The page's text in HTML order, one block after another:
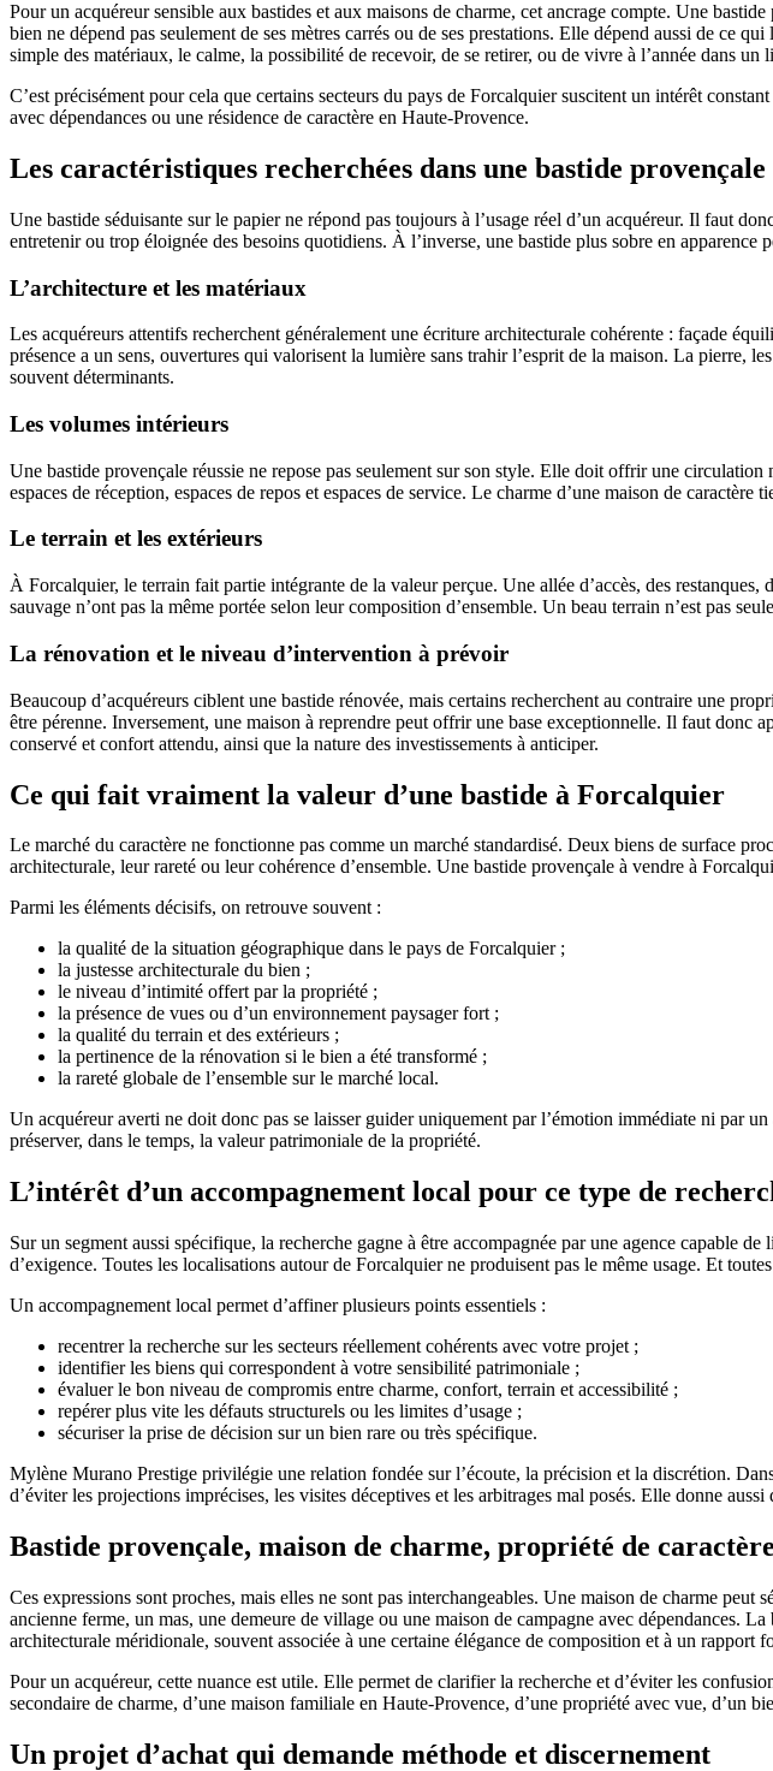
Pour un acquéreur sensible aux bastides et aux maisons de charme, cet ancrage compte. Une
bien ne dépend pas seulement de ses mètres carrés ou de ses prestations. Elle dépend aussi de ce
simple des matériaux, le calme, la possibilité de recevoir, de se retirer, ou de vivre à l’année dans un
C’est précisément pour cela que certains secteurs du pays de Forcalquier suscitent un intérêt
avec dépendances ou une résidence de caractère en Haute-Provence.
Les caractéristiques recherchées dans une bastide provençale
Une bastide séduisante sur le papier ne répond pas toujours à l’usage réel d’un acquéreur. Il faut
entretenir ou trop éloignée des besoins quotidiens. À l’inverse, une bastide plus sobre en
L’architecture et les matériaux
Les acquéreurs attentifs recherchent généralement une écriture architecturale cohérente : façade
présence a un sens, ouvertures qui valorisent la lumière sans trahir l’esprit de la maison. La pierre,
souvent déterminants.
Les volumes intérieurs
Une bastide provençale réussie ne repose pas seulement sur son style. Elle doit offrir une
espaces de réception, espaces de repos et espaces de service. Le charme d’une maison de caractère
Le terrain et les extérieurs
À Forcalquier, le terrain fait partie intégrante de la valeur perçue. Une allée d’accès, des restanques,
sauvage n’ont pas la même portée selon leur composition d’ensemble. Un beau terrain n’est pas
La rénovation et le niveau d’intervention à prévoir
Beaucoup d’acquéreurs ciblent une bastide rénovée, mais certains recherchent au contraire une
être pérenne. Inversement, une maison à reprendre peut offrir une base exceptionnelle. Il faut donc
conservé et confort attendu, ainsi que la nature des investissements à anticiper.
Ce qui fait vraiment la valeur d’une bastide à Forcalquier
Le marché du caractère ne fonctionne pas comme un marché standardisé. Deux biens de surface
architecturale, leur rareté ou leur cohérence d’ensemble. Une bastide provençale à vendre à
Parmi les éléments décisifs, on retrouve souvent :
la qualité de la situation géographique dans le pays de Forcalquier ;
la justesse architecturale du bien ;
le niveau d’intimité offert par la propriété ;
la présence de vues ou d’un environnement paysager fort ;
la qualité du terrain et des extérieurs ;
la pertinence de la rénovation si le bien a été transformé ;
la rareté globale de l’ensemble sur le marché local.
Un acquéreur averti ne doit donc pas se laisser guider uniquement par l’émotion immédiate ni par
préserver, dans le temps, la valeur patrimoniale de la propriété.
L’intérêt d’un accompagnement local pour ce type de
Sur un segment aussi spécifique, la recherche gagne à être accompagnée par une agence capable
d’exigence. Toutes les localisations autour de Forcalquier ne produisent pas le même usage. Et
Un accompagnement local permet d’affiner plusieurs points essentiels :
recentrer la recherche sur les secteurs réellement cohérents avec votre projet ;
identifier les biens qui correspondent à votre sensibilité patrimoniale ;
évaluer le bon niveau de compromis entre charme, confort, terrain et accessibilité ;
repérer plus vite les défauts structurels ou les limites d’usage ;
sécuriser la prise de décision sur un bien rare ou très spécifique.
Mylène Murano Prestige privilégie une relation fondée sur l’écoute, la précision et la discrétion.
d’éviter les projections imprécises, les visites déceptives et les arbitrages mal posés. Elle donne
Bastide provençale, maison de charme, propriété de
Ces expressions sont proches, mais elles ne sont pas interchangeables. Une maison de charme
ancienne ferme, un mas, une demeure de village ou une maison de campagne avec dépendances.
architecturale méridionale, souvent associée à une certaine élégance de composition et à un rapport
Pour un acquéreur, cette nuance est utile. Elle permet de clarifier la recherche et d’éviter les
secondaire de charme, d’une maison familiale en Haute-Provence, d’une propriété avec vue, d’un
Un projet d’achat qui demande méthode et discernement